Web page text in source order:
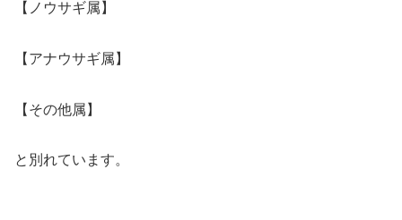
【ノウサギ属】
【アナウサギ属】
【その他属】
と別れています。